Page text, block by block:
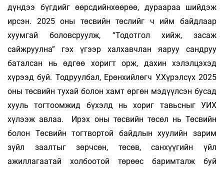
дүндээ бүгдийг өөрсдийнхөөрөө, дураараа шийдэж
ирсэн. 2025 оны төсвийн төслийг ч ийм байдлаар
хуумгай боловсруулж, “Тодотгол хийж, засаж
сайжруулна” гэх үгээр халхавчлан яаруу сандруу
баталсан нь өдгөө хоригт орж, дахин хэлэлцэхэд
хүрээд буй. Тодруулбал, Ерөнхийлөгч У.Хүрэлсүх 2025
оны төсвийн тухай болон хамт өргөн мэдүүлсэн бусад
хууль тогтоомжид бүхэлд нь хориг тавьсныг УИХ
хүлээж авлаа. Ирэх оны төсвийн төсөл нь Төсвийн
болон Төсвийн тогтвортой байдлын хуулийн зарим
зүйл заалтыг зөрчсөн, төсөв, санхүүгийн үйл
ажиллагаатай холбоотой төрөөс баримталж буй